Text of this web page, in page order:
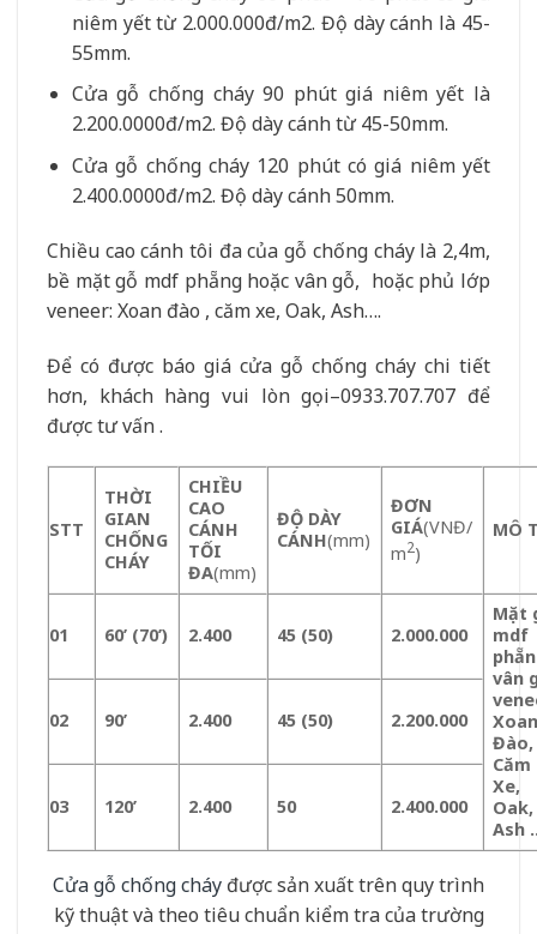
niêm yết từ 2.000.000đ/m2. Độ dày cánh là 45-
55mm.
Cửa gỗ chống cháy 90 phút giá niêm yết là
2.200.0000đ/m2. Độ dày cánh từ 45-50mm.
Cửa gỗ chống cháy 120 phút có giá niêm yết
2.400.0000đ/m2. Độ dày cánh 50mm.
Chiều cao cánh tôi đa của gỗ chống cháy là 2,4m,
bề mặt gỗ mdf phẵng hoặc vân gỗ, hoặc phủ lớp
veneer: Xoan đào , căm xe, Oak, Ash….
Để có được báo giá cửa gỗ chống cháy chi tiết
hơn, khách hàng vui lòn gọi–0933.707.707 để
được tư vấn .
STT
THỜI
GIAN
CHỐNG
CHÁY
CHIỀU
CAO
CÁNH
TỐI
ĐA(mm)
ĐỘ DÀY
CÁNH(mm)
ĐƠN
GIÁ(VNĐ/
m2)
MÔ
01 60’ (70’) 2.400 45 (50) 2.000.000
Mặt
mdf
vân
Đào,
Căm
Xe,
Oak,
Ash
02 90’ 2.400 45 (50) 2.200.000
03 120’ 2.400 50 2.400.000
Cửa gỗ chống cháy được sản xuất trên quy trình
kỹ thuật và theo tiêu chuẩn kiểm tra của trường